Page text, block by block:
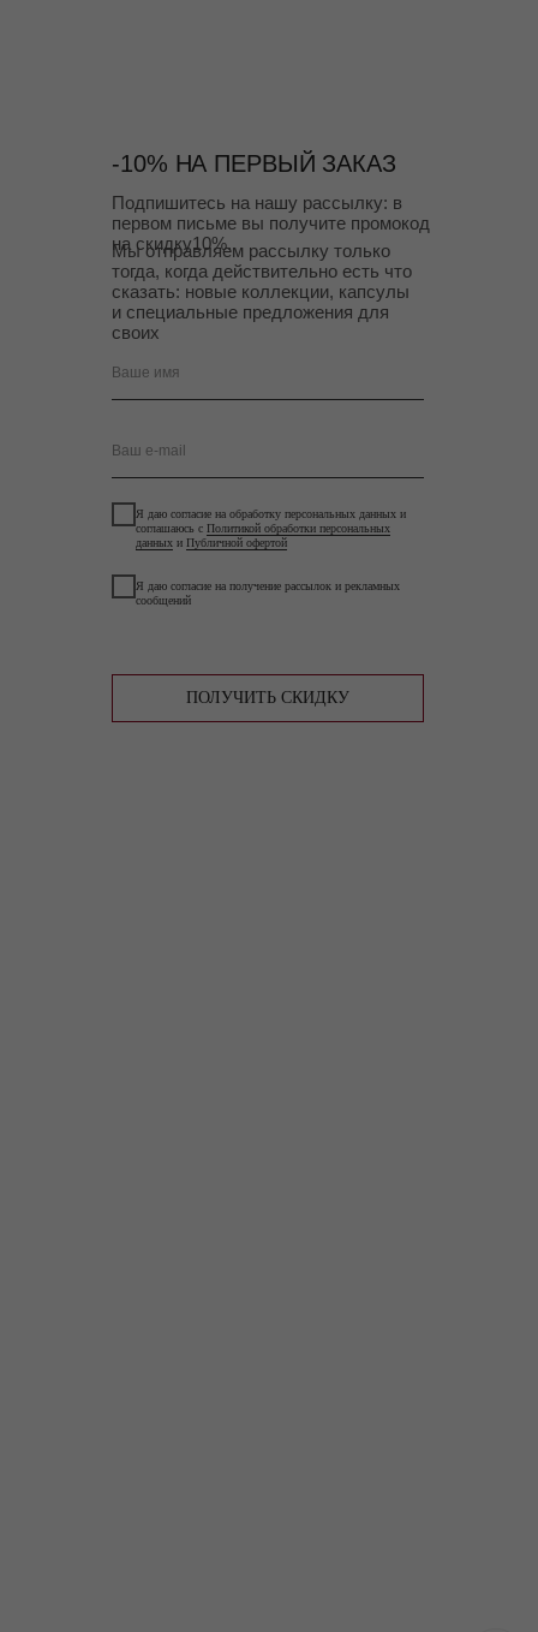
Мы отправляем рассылку только
тогда, когда действительно есть что
сказать: новые коллекции, капсулы
и специальные предложения для
своих
Подпишитесь на нашу рассылку: в
первом письме вы получите промокод
на скидку10%.
-10% НА ПЕРВЫЙ ЗАКАЗ
Ваше имя
Ваш e-mail
Я даю согласие на обработку персональных данных и
соглашаюсь с Политикой обработки персональных
данных и Публичной офертой
Я даю согласие на получение рассылок и рекламных
сообщений
ПОЛУЧИТЬ СКИДКУ